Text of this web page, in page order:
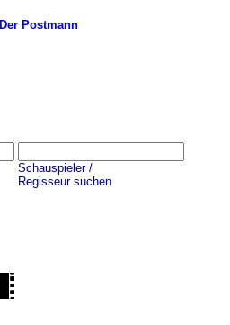
Der Postmann
Schauspieler /
Regisseur suchen